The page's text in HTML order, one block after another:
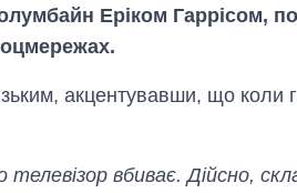
Еріком Гаррісом,
акцентувавши, що коли
вбиває. Дійсно,